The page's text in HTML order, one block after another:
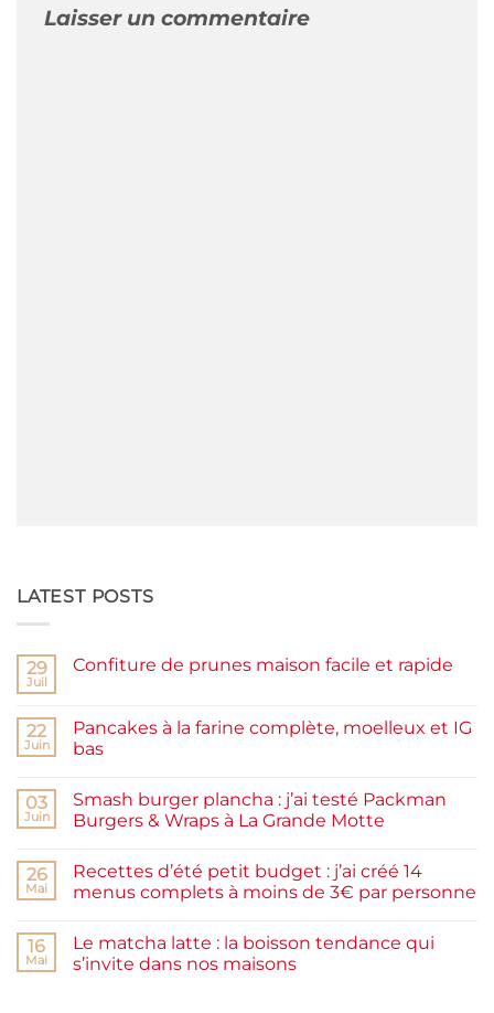
Laisser un commentaire
LATEST POSTS
29
Juil
Confiture de prunes maison facile et rapide
Confiture
de
prunes
et
rapide
22
Juin
Pancakes à la farine complète, moelleux et IG
bas
sur
Pancakes
à
complète,
et
03
Juin
Smash burger plancha : j’ai testé Packman
Burgers & Wraps à La Grande Motte
sur
burger
testé
Packman
Burgers &
26
Mai
Recettes d’été petit budget : j’ai créé 14
menus complets à moins de 3€ par personne
sur
Recettes
d’été
16
Mai
Le matcha latte : la boisson tendance qui
s’invite dans nos maisons